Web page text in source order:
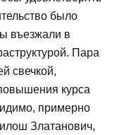
было
въезжали в
Пара
свечкой,
курса
примерно
Златанович,